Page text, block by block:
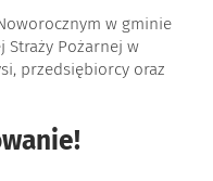
w gminie
Straży Pożarnej w
przedsiębiorcy oraz